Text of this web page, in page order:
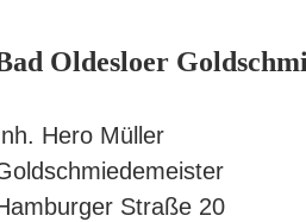
Oldesloer
Hero Müller
Straße 20